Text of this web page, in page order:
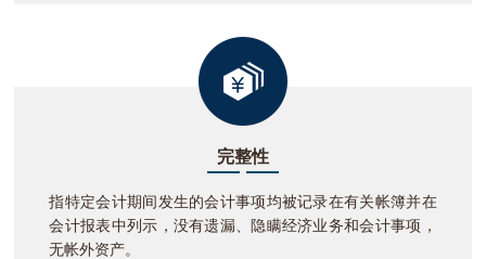
完整性
指特定会计期间发生的会计事项均被记录在有关帐簿并在
会计报表中列示，没有遗漏、隐瞒经济业务和会计事项，
无帐外资产。